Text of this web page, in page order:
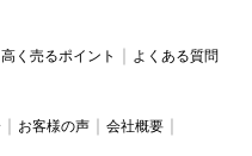
く売るポイント よくある質問
お客様の声
会社概要